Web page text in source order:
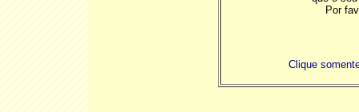
Por
Clique